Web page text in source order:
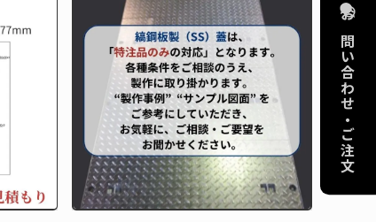
がす
擬宝珠・銘板
擬宝珠
橋銘板
橋歴板
-------------------
協賛リンクのお願い
プライバシーポリシー
お問い合わせ・ご注文